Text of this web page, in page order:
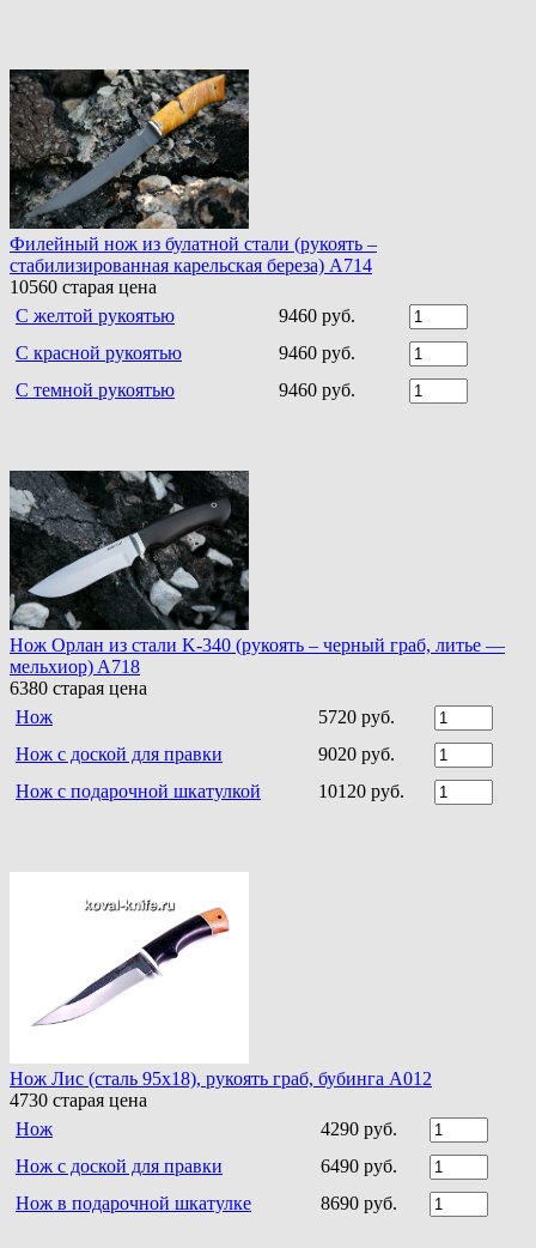
Филейный нож из булатной стали (рукоять –
стабилизированная карельская береза) A714
10560 старая цена
С желтой рукоятью
9460 руб.
С красной рукоятью
9460 руб.
С темной рукоятью
9460 руб.
Нож Орлан из стали K-340 (рукоять – черный граб, литье —
мельхиор) A718
6380 старая цена
Нож
5720 руб.
Нож с доской для правки
9020 руб.
Нож с подарочной шкатулкой
10120 руб.
Нож Лис (сталь 95х18), рукоять граб, бубинга A012
4730 старая цена
Нож
4290 руб.
Нож с доской для правки
6490 руб.
Нож в подарочной шкатулке
8690 руб.